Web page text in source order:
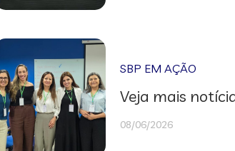
SBP EM AÇÃO
Veja mais
08/06/2026